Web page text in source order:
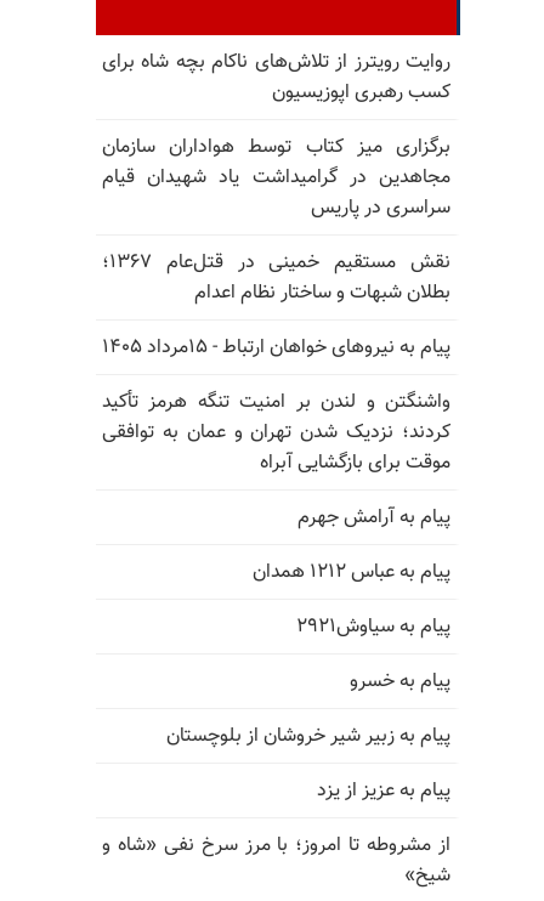
روایت رویترز از تلاش‌های ناکام بچه شاه برای
کسب رهبری اپوزیسیون
برگزاری میز کتاب توسط هواداران سازمان
مجاهدین در گرامیداشت یاد شهیدان قیام
سراسری در پاریس
نقش مستقیم خمینی در قتل‌عام ۱۳۶۷؛
بطلان شبهات و ساختار نظام اعدام
پیام به نیروهای خواهان ارتباط - ۱۵مرداد ۱۴۰۵
واشنگتن و لندن بر امنیت تنگه هرمز تأکید
کردند؛ نزدیک شدن تهران و عمان به توافقی
موقت برای بازگشایی آبراه
پیام به آرامش جهرم
پیام به عباس ۱۲۱۲ همدان
پیام به سیاوش۲۹۲۱
پیام به خسرو
پیام به زبیر شیر خروشان از بلوچستان
پیام به عزیز از یزد
از مشروطه تا امروز؛ با مرز سرخ نفی «شاه و
شیخ»